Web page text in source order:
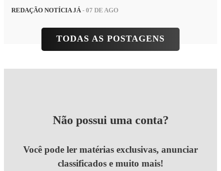
REDAÇÃO NOTÍCIA JÁ- 07 DE AGO
TODAS AS POSTAGENS
Não possui uma conta?
Você pode ler matérias exclusivas, anunciar
classificados e muito mais!